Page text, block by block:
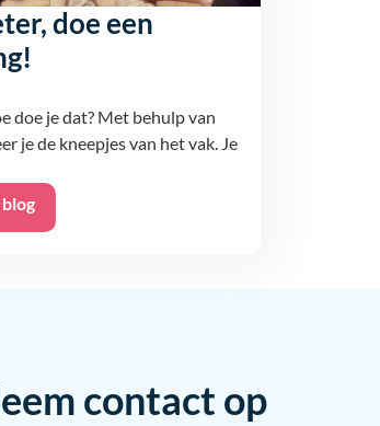
doe een
doe je dat? Met behulp van
je de kneepjes van het vak. Je
contact op